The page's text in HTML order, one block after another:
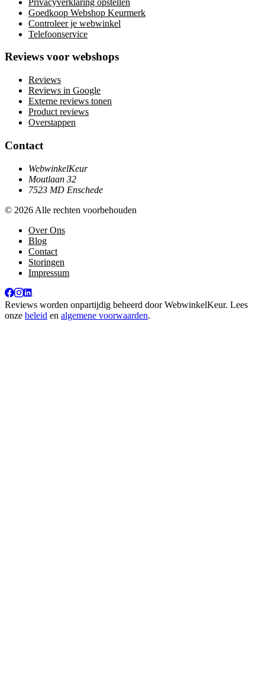
Goedkoop Webshop Keurmerk
Controleer je webwinkel
Telefoonservice
Reviews voor webshops
Reviews
Reviews in Google
Externe reviews tonen
Product reviews
Overstappen
Contact
WebwinkelKeur
Moutlaan 32
7523 MD Enschede
© 2026 Alle rechten voorbehouden
Over Ons
Blog
Contact
Storingen
Impressum
Reviews worden onpartijdig beheerd doorWebwinkelKeur. Lees
onze beleid en algemene voorwaarden.